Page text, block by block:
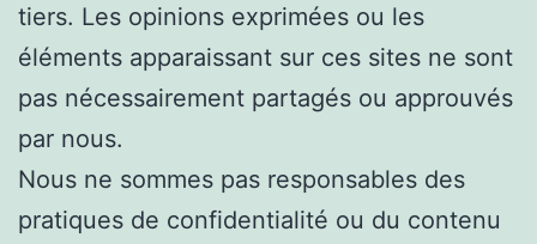
tiers. Les opinions exprimées ou les
éléments apparaissant sur ces sites ne sont
pas nécessairement partagés ou approuvés
par nous.
Nous ne sommes pas responsables des
pratiques de confidentialité ou du contenu